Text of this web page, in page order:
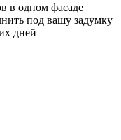
в одном фасаде
под вашу задумку
дней